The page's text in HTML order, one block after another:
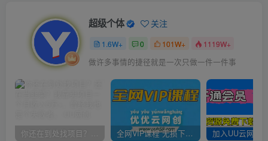
超级个体 关注
1.6W+ 0 101W+ 1119W+
做许多事情的捷径就是一次只做一件一件事
你还在到处找项目？还在当韭菜？我靠卖项目一个月收入5万+，曾经我也是个失败者。 全网VIP课程 无损下载~